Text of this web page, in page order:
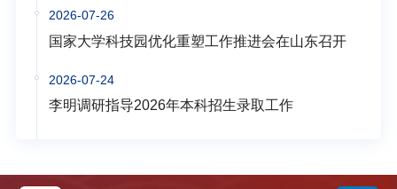
2026-07-26
国家大学科技园优化重塑工作推进会在山东召开
2026-07-24
李明调研指导2026年本科招生录取工作